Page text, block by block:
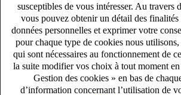
susceptibles de vous intéresser. Au travers
vous pouvez obtenir un détail des finalités
données personnelles et exprimer votre
pour chaque type de cookies nous
qui sont nécessaires au fonctionnement de
la suite modifier vos choix à tout moment
Gestion des cookies » en bas de
d’information concernant l’utilisation de
connaître votre secteur et ses enjeux
12 bureaux en France
proximité avec nos clients et nos talents
6 solutions
s'adapter à vos besoin en recrutement
10 univers